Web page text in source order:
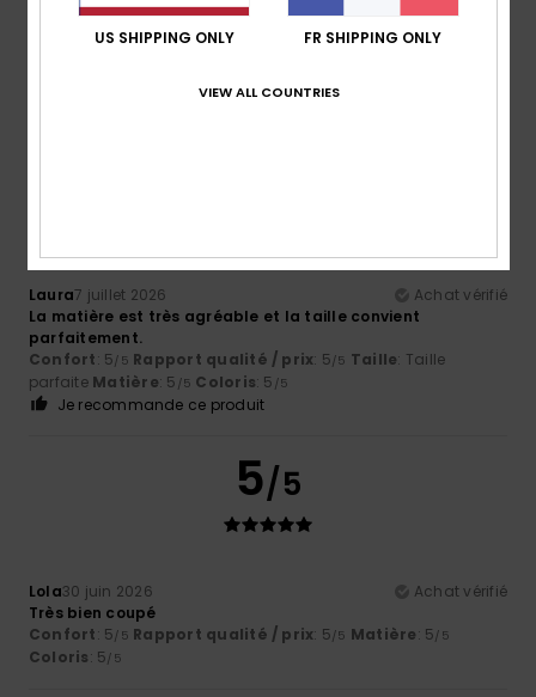
Laura7 juillet 2026
Achat vérifié
La matière est très agréable et la taille convient
parfaitement.
Confort: 5/5 Rapport qualité / prix: 5/5 Taille: Taille
parfaite Matière: 5 /5 Coloris: 5 /5
Je recommande ce produit
5/5
Lola30 juin 2026
Achat vérifié
Très bien coupé
Confort: 5/5 Rapport qualité / prix: 5/5 Matière: 5/5
Coloris: 5/5
US SHIPPING ONLY FR SHIPPING ONLY
VIEW ALL COUNTRIES